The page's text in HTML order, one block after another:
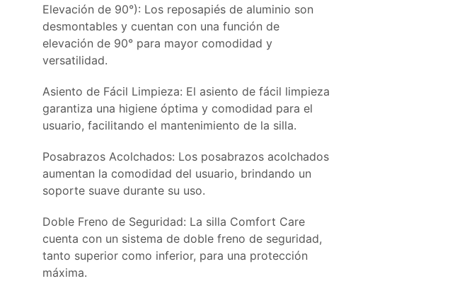
Elevación de 90°): Los reposapiés de aluminio son
desmontables y cuentan con una función de
elevación de 90° para mayor comodidad y
versatilidad.
Asiento de Fácil Limpieza: El asiento de fácil limpieza
garantiza una higiene óptima y comodidad para el
usuario, facilitando el mantenimiento de la silla.
Posabrazos Acolchados: Los posabrazos acolchados
aumentan la comodidad del usuario, brindando un
soporte suave durante su uso.
Doble Freno de Seguridad: La silla Comfort Care
cuenta con un sistema de doble freno de seguridad,
tanto superior como inferior, para una protección
máxima.